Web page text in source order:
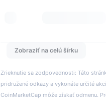
Zobraziť na celú šírku
Zrieknutie sa zodpovednosti: Táto
pridružené odkazy a vykonáte určité
CoinMarketCap môže získať odmenu.